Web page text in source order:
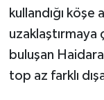
kullandığı köşe
uzaklaştırmaya
buluşan
top az farklı